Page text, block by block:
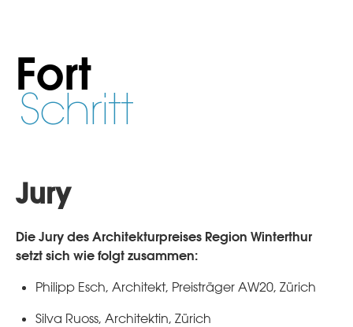
Fort
Schritt
Jury
Die Jury des Architekturpreises Region Winterthur
setzt sich wie folgt zusammen:
Philipp Esch, Architekt, Preisträger AW20, Zürich
Silva Ruoss, Architektin, Zürich